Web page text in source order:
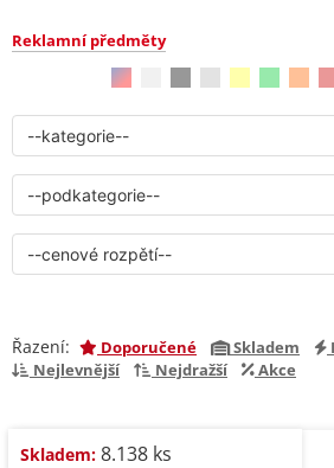
Reklamní předměty
Řazení: Doporučené Skladem
Nejlevnější
Nejdražší Akce
Skladem: 8.138 ks